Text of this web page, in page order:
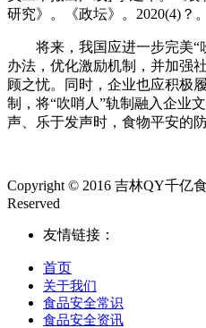
研究》。《政坛》。2020(4)？。
将来，我国应进一步完美“
办法，优化激励机制，并加强
顾之忧。同时，企业也应积极
制，将“吹哨人”轨制融入企业
声、乐于发声时，食物平安的
Copyright © 2016 吉林QY千亿
Reserved
友情链接：
首页
关于我们
食品安全常识
食品安全资讯